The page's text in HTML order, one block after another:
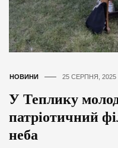
НОВИНИ 25 СЕРПНЯ, 2025
У Теплику
патріотичний
неба